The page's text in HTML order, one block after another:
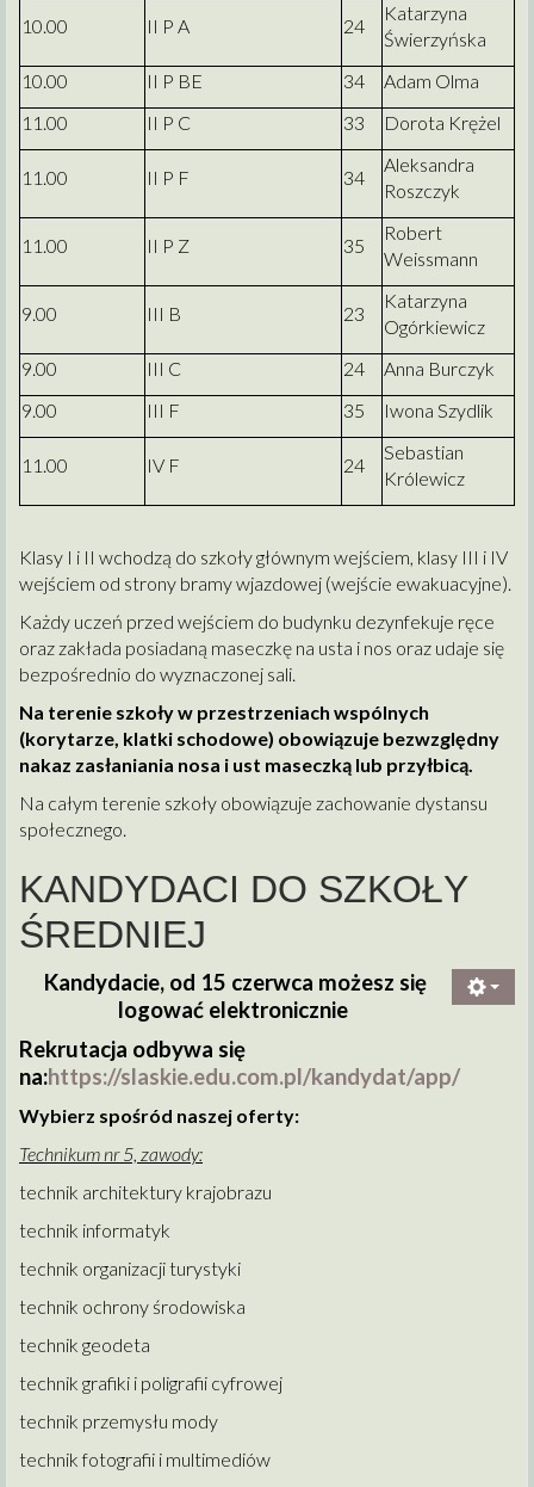
10.00 II P A 24
Katarzyna
Świerzyńska
10.00
II P BE 34
Adam Olma
11.00
II P C 33 Dorota Krężel
11.00 II P F 34
Aleksandra
Roszczyk
11.00 II P Z 35
Robert
Weissmann
9.00 III B 23
Katarzyna
Ogórkiewicz
9.00
III C 24
Anna Burczyk
9.00
III F 35 Iwona Szydlik
11.00 IV F 24
Sebastian
Królewicz
Klasy I i II wchodzą do szkoły głównym wejściem, klasy III i IV
wejściem od strony bramy wjazdowej (wejście ewakuacyjne).
Każdy uczeń przed wejściem do budynku dezynfekuje ręce
oraz zakłada posiadaną maseczkę na usta i nos oraz udaje się
bezpośrednio do wyznaczonej sali.
Na terenie szkoły w przestrzeniach wspólnych
(korytarze, klatki schodowe) obowiązuje bezwzględny
nakaz zasłaniania nosa i ust maseczką lub przyłbicą.
Na całym terenie szkoły obowiązuje zachowanie dystansu
społecznego.
KANDYDACI DO SZKOŁY
ŚREDNIEJ
Kandydacie, od 15 czerwca możesz się
logować elektronicznie
Rekrutacja odbywa się
na:https://slaskie.edu.com.pl/kandydat/app/
Wybierz spośród naszej oferty:
Technikum nr 5, zawody:
technik architektury krajobrazu
technik informatyk
technik organizacji turystyki
technik ochrony środowiska
technik geodeta
technik grafiki i poligrafii cyfrowej
technik przemysłu mody
technik fotografii i multimediów